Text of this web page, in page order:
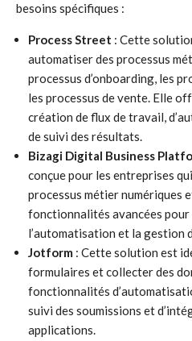
besoins spécifiques :
Process Street : Cette
automatiser des processus
processus d’onboarding, les
les processus de vente. Elle
création de flux de travail,
de suivi des résultats.
Bizagi Digital Business
conçue pour les entreprises
processus métier numériques
fonctionnalités avancées
l’automatisation et la gestion
Jotform : Cette solution est
formulaires et collecter des
fonctionnalités
suivi des soumissions et
applications.